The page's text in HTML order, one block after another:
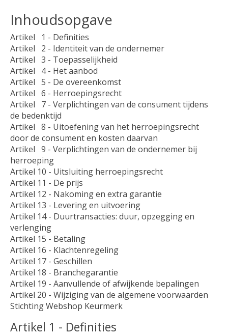
Inhoudsopgave
Artikel 1 - Definities
Artikel 2 - Identiteit van de ondernemer
Artikel 3 - Toepasselijkheid
Artikel 4 - Het aanbod
Artikel 5 - De overeenkomst
Artikel 6 - Herroepingsrecht
Artikel 7 - Verplichtingen van de consument tijdens
de bedenktijd
Artikel 8 - Uitoefening van het herroepingsrecht
door de consument en kosten daarvan
Artikel 9 - Verplichtingen van de ondernemer bij
herroeping
Artikel 10 - Uitsluiting herroepingsrecht
Artikel 11 - De prijs
Artikel 12 - Nakoming en extra garantie
Artikel 13 - Levering en uitvoering
Artikel 14 - Duurtransacties: duur, opzegging en
verlenging
Artikel 15 - Betaling
Artikel 16 - Klachtenregeling
Artikel 17 - Geschillen
Artikel 18 - Branchegarantie
Artikel 19 - Aanvullende of afwijkende bepalingen
Artikel 20 - Wijziging van de algemene voorwaarden
Stichting Webshop Keurmerk
Artikel 1 - Definities